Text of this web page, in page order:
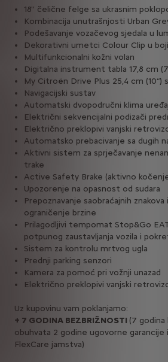
18'' čelične felge sa ukrasnim
Kombinacija unutrašnjosti Urban
Podešavanje vozačevog sjedala u
Dekorativni umetci Colour Clip u
Multifunkcionalni kožni volan
Digitalna instrument tabla 17,8 cm
My Citroën Drive Plus 25,4 cm (10“)
Navigacijski sustav
Automatski dvopodručni klima
Električni sekvencijalni podizači
Električno preklopivi vanjski
Automatsko prebacivanje sa dugih
Aktivni sistem za sprječavanje
trake
Active Safety Brake (aktivno
Upozorenje na opasnost od sudara
Prepoznavanje saobraćajnih znakova
ograničenje brzine
Prilagodljivi tempomat Stop&Go
potpunog zaustavljanja vozila i
Sistem za kontrolu mrtvog ugla
Prednji parking senzori
Kamera za pomoć pri vožnji unazad
Električno preklopivi vanjski
Uz kupovinu vam poklanjamo:
+ 7 GODINA BEZBRIŽNOSTI (7
obuhvata 2 godine ugovorne
FlexCare jamstva)